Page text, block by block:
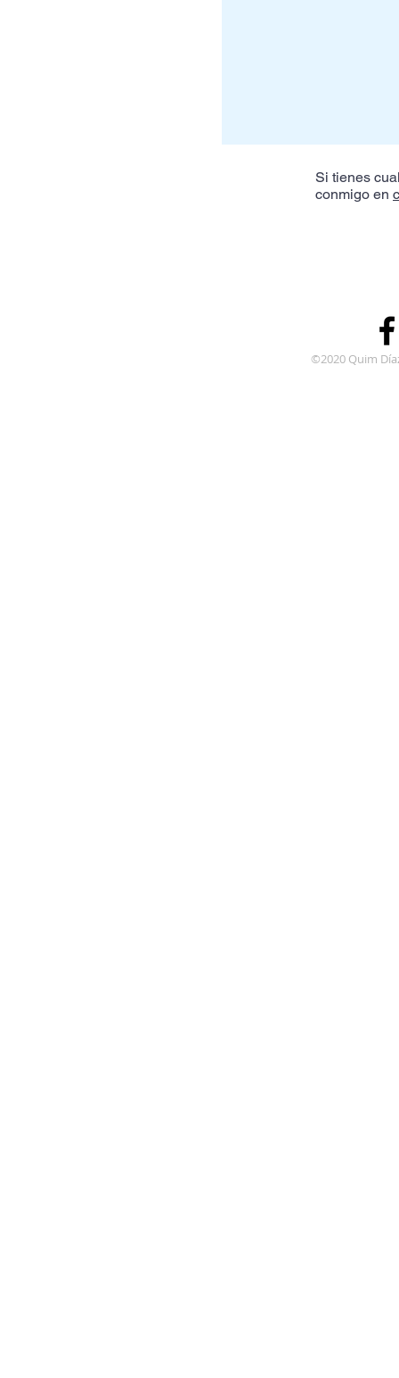
Si tienes
conmigo en
©2020 Quim